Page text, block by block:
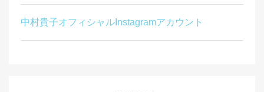
中村貴子オフィシャルInstagramアカウント